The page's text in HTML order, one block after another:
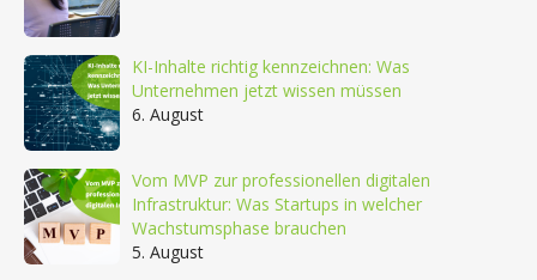
KI-Inhalte richtig kennzeichnen: Was
Unternehmen jetzt wissen müssen
6. August
Vom MVP zur professionellen digitalen
Infrastruktur: Was Startups in welcher
Wachstumsphase brauchen
5. August